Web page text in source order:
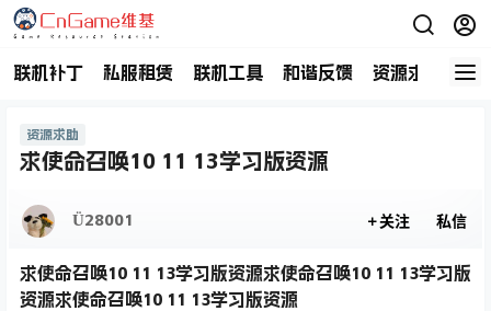
联机补丁 私服租赁 联机工具 和谐反馈 资源求助 商
资源求助
求使命召唤10 11 13学习版资源
Ü28001 关注 私信
求使命召唤10 11 13学习版资源求使命召唤10 11 13学习版
资源求使命召唤10 11 13学习版资源